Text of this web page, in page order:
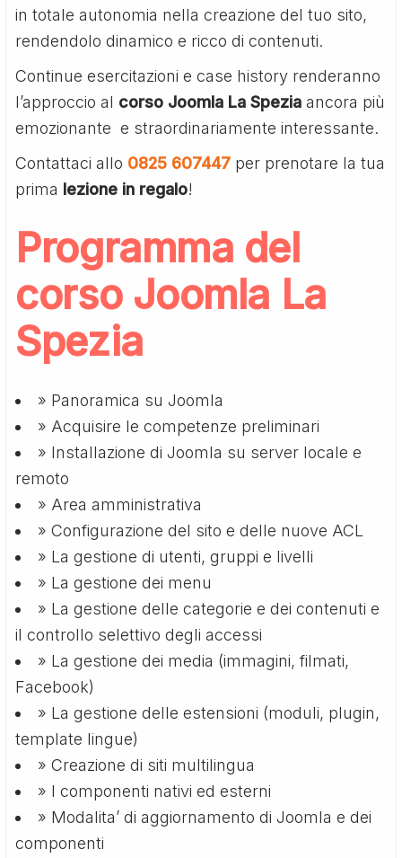
in totale autonomia nella creazione del tuo sito,
rendendolo dinamico e ricco di contenuti.
Continue esercitazioni e case history renderanno
l’approccio al corso Joomla La Spezia ancora più
emozionante e straordinariamente interessante.
Contattaci allo 0825 607447 per prenotare la tua
prima lezione in regalo!
Programma del
corso Joomla La
Spezia
» Panoramica su Joomla
» Acquisire le competenze preliminari
» Installazione di Joomla su server locale e
remoto
» Area amministrativa
» Configurazione del sito e delle nuove ACL
» La gestione di utenti, gruppi e livelli
» La gestione dei menu
» La gestione delle categorie e dei contenuti e
il controllo selettivo degli accessi
» La gestione dei media (immagini, filmati,
Facebook)
» La gestione delle estensioni (moduli, plugin,
template lingue)
» Creazione di siti multilingua
» I componenti nativi ed esterni
» Modalita’ di aggiornamento di Joomla e dei
componenti